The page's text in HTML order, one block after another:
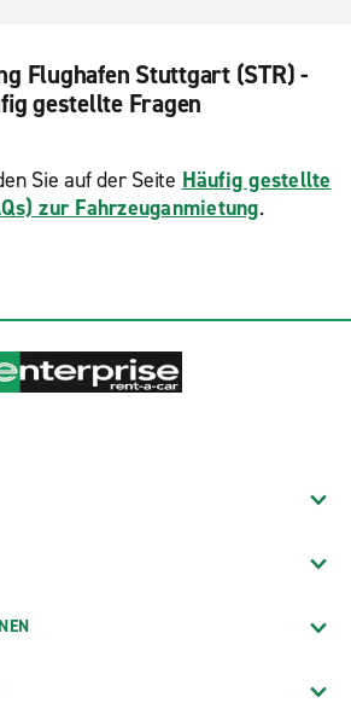
Flughafen Stuttgart (STR) -
gestellte Fragen
Sie auf der Seite Häufig gestellte
zur Fahrzeuganmietung.